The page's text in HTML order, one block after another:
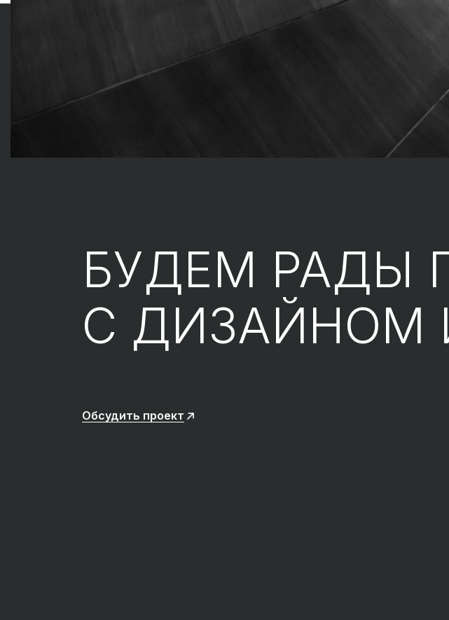
БУДЕМ РАДЫ
С ДИЗАЙНОМ
Обсудить проект